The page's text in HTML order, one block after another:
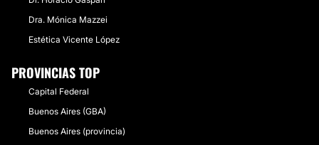
Dra. Mónica Mazzei
Estética Vicente López
PROVINCIAS TOP
Capital Federal
Buenos Aires (GBA)
Buenos Aires (provincia)